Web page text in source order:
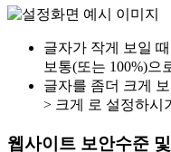
글자가 작게 보일
보통(또는 100%)으
글자를 좀더 크게
> 크게 로 설정하시
웹사이트 보안수준